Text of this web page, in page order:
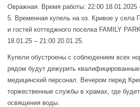
Овражная. Время работы: 22:00 18.01.2025
5. Временная купель на оз. Кривое у села
и гостей коттеджного поселка FAMILY
18.01.25 – 21:00 20.01.25.
Купели обустроены с соблюдением всех
рядом будут дежурить
медицинский персонал. Вечером перед
торжественные службы в храмах, где
освящения воды.